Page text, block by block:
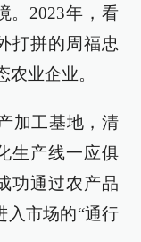
。2023年，看
打拼的周福忠
业企业。
加工基地，清
生产线一应俱
功通过农产品
入市场的“通行